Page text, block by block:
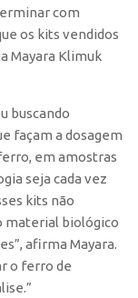
com
os kits vendidos
Mayara Klimuk
buscando
façam a dosagem
em amostras
seja cada vez
kits não
material biológico
afirma Mayara.
o ferro de